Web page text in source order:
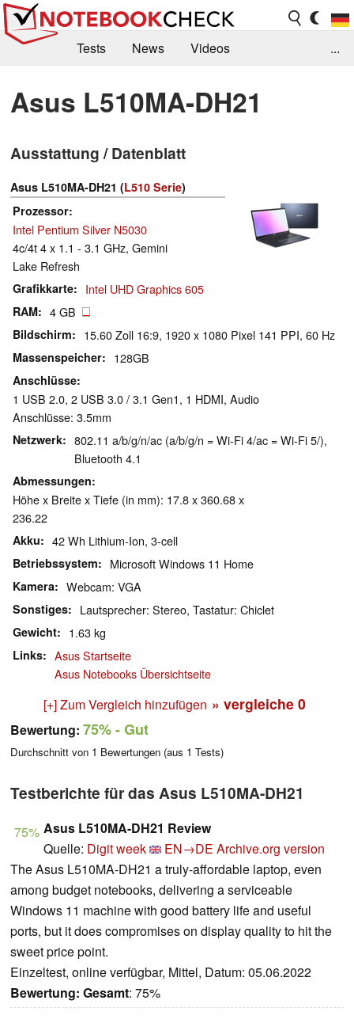
Tests News
Videos
Kaufberatung
Deals Suche
Jobs
Forum
...
Asus L510MA-DH21
Ausstattung / Datenblatt
Asus L510MA-DH21 (L510 Serie)
Prozessor
Intel Pentium Silver N5030
4c/4t 4 x 1.1 - 3.1 GHz, Gemini
Lake Refresh
Grafikkarte Intel UHD Graphics 605
RAM 4 GB
Bildschirm 15.60 Zoll 16:9, 1920 x 1080 Pixel 141 PPI, 60 Hz
Massenspeicher 128GB
Anschlüsse
1 USB 2.0, 2 USB 3.0 / 3.1 Gen1, 1 HDMI, Audio
Anschlüsse: 3.5mm
Netzwerk
802.11 a/b/g/n/ac (a/b/g/n = Wi-Fi 4/ac = Wi-Fi 5/),
Bluetooth 4.1
Abmessungen
Höhe x Breite x Tiefe (in mm): 17.8 x 360.68 x
236.22
Akku 42 Wh Lithium-Ion, 3-cell
Betriebssystem Microsoft Windows 11 Home
Kamera Webcam: VGA
Sonstiges Lautsprecher: Stereo, Tastatur: Chiclet
Gewicht 1.63 kg
Links
Asus Startseite
Asus Notebooks Übersichtseite
[+] Zum Vergleich hinzufügen » vergleiche 0
Bewertung: 75%- Gut
Durchschnitt von 1 Bewertungen (aus 1 Tests)
Testberichte für das Asus L510MA-DH21
75% Asus L510MA-DH21 Review
Quelle: Digit week EN→DE Archive.org version
The Asus L510MA-DH21 a truly-affordable laptop, even
among budget notebooks, delivering a serviceable
Windows 11 machine with good battery life and useful
ports, but it does compromises on display quality to hit the
sweet price point.
Einzeltest, online verfügbar, Mittel, Datum: 05.06.2022
Bewertung: Gesamt: 75%